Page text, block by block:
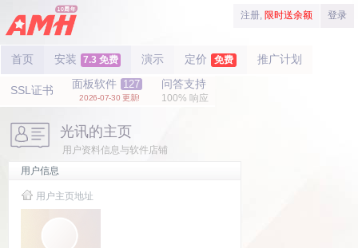
注册, 限时送余额 登录
首页 安装 7.3 免费 演示 定价 免费 推广计划
SSL证书 面板软件 127
2026-07-30 更新!
问答支持
100% 响应
光讯的主页
用户资料信息与软件店铺
用户信息
用户主页地址